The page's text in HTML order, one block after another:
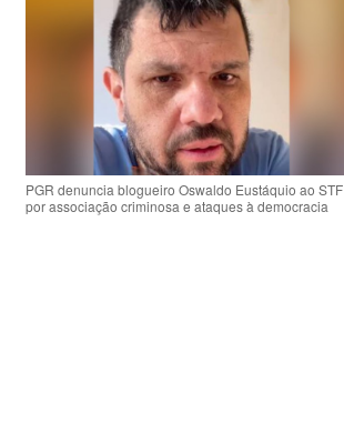
PGR denuncia blogueiro Oswaldo Eustáquio ao STF
por associação criminosa e ataques à democracia